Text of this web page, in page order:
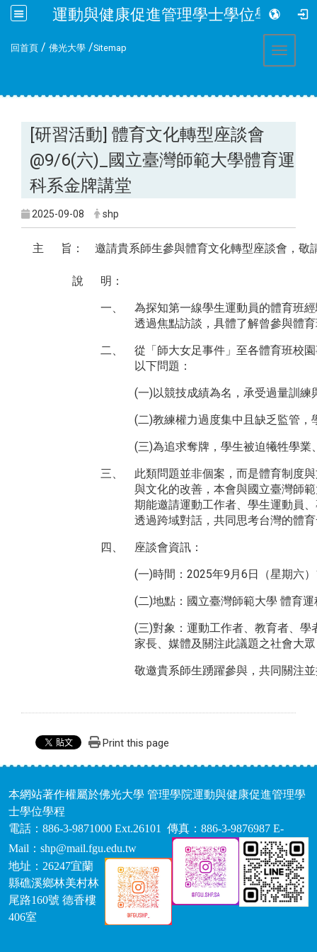
運動與健康促進管理學士學位學程
回首頁 / 佛光大學 /Sitemap Toggle
[研習活動] 體育文化轉型座談會
@9/6(六)_國立臺灣師範大學體育運
科系金牌講堂
2025-09-08 shp
主 旨： 邀請貴系師生參與體育文化轉型座談會，敬
說
明：
一、
為探知第一線學生運動員的體育班
透過焦點訪談，具體了解曾參與體
二、
從「師大女足事件」至各體育班校
以下問題：
(一)以競技成績為名，承受過量訓練
(二)教練權力過度集中且缺乏監管，
(三)為追求奪牌，學生被迫犧牲學業
三、
此類問題並非個案，而是體育制度
與文化的改善，本會與國立臺灣師
期能邀請運動工作者、學生運動員
透過跨域對話，共同思考台灣的體
四、
座談會資訊：
(一)時間：2025年9月6日（星期六
(二)地點：國立臺灣師範大學 體育
(三)對象：運動工作者、教育者、
家長、媒體及關注此議題之社會大眾
敬邀貴系師生踴躍參與，共同關注
Print this page
本網站著作權屬於佛光大學 管理學院運動與健康促進管理學
士學位學程
電話：886-3-9871000 Ext.26101 傳真：886-3-9876987 E-
Mail：shp@mail.fgu.edu.tw
地址：26247宜蘭
縣礁溪鄉林美村林
尾路160號 德香樓
406室